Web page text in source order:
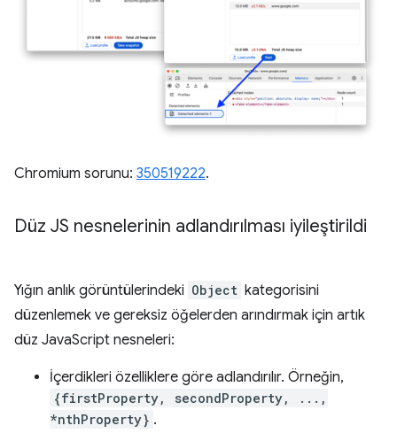
Chromium sorunu: 350519222.
Düz JS nesnelerinin adlandırılması iyileştirildi
Yığın anlık görüntülerindeki Object kategorisini
düzenlemek ve gereksiz öğelerden arındırmak için artık
düz JavaScript nesneleri:
İçerdikleri özelliklere göre adlandırılır. Örneğin,
{firstProperty, secondProperty, ...,
*nthProperty} .